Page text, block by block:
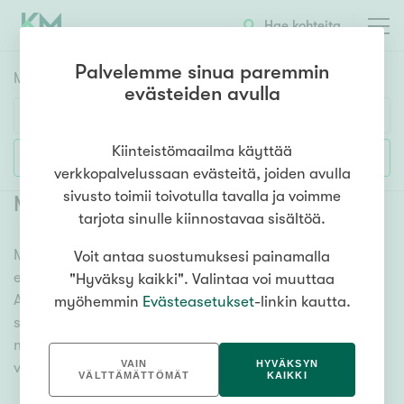
Hae kohteita
Myyntikohteet
Huoneluku
1h 2h 3h 4h 5h+
Asuntotyyppi
Kerros-/luhtitalo
Rivitalo/paritalo
Omakoti-/erillistalo
Maa- tai metsätila
Lisää hakuehtoja
Myytävät tontit Pornainen Halkia
Meiltä löydät myytävät tontit Pornainen Halkia, olitpa
etsimässä paikkaa uudelle talolle tai mökille.
Ammattitaitoiset kiinteistönvälittäjämme auttavat
sinua unelmatontin valitsemisessa. Katso alta kaikki
myytävät tontit Pornainen Halkia ja tutustu
vaihtoehtoihin. Meiltä löydät mieleisesi!
Palvelemme sinua paremmin
evästeiden avulla
Kiinteistömaailma käyttää
verkkopalvelussaan evästeitä, joiden avulla
sivusto toimii toivotulla tavalla ja voimme
tarjota sinulle kiinnostavaa sisältöä.
Voit antaa suostumuksesi painamalla
"Hyväksy kaikki". Valintaa voi muuttaa
myöhemmin Evästeasetukset-linkin kautta.
VAIN
VÄLTTÄMÄTTÖMÄT
HYVÄKSYN
KAIKKI